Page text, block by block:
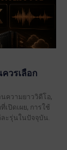
วรเลือก
นความยาววิดีโอ,
เปิดเผย, การใช้
ะรุ่นในปัจจุบัน.